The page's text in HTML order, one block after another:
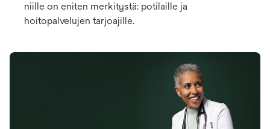
niille on eniten merkitystä: potilaille ja
hoitopalvelujen tarjoajille.